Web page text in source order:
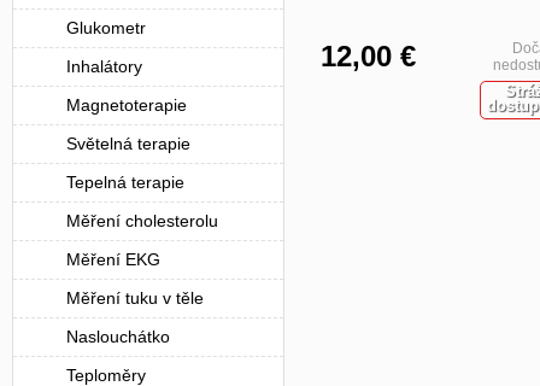
12,00 €
Glukometr
Inhalátory
Magnetoterapie
Světelná terapie
Tepelná terapie
Měření cholesterolu
Měření EKG
Měření tuku v těle
Naslouchátko
Teploměry